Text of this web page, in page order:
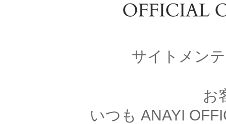
サイトメン
お
いつも ANAYI